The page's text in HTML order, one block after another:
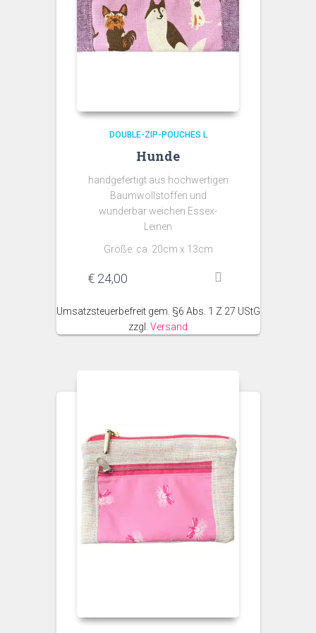
DOUBLE-ZIP-POUCHES L
Hunde
handgefertigt aus hochwertigen
Baumwollstoffen und
wunderbar weichen Essex-
Leinen
Größe: ca. 20cm x 13cm
€ 24,00
Umsatzsteuerbefreit gem. §6 Abs. 1 Z 27 UStG
zzgl. Versand